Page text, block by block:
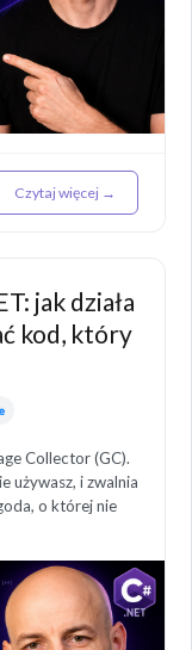
Czytaj więcej →
jak działa
kod, który
Collector (GC).
używasz, i zwalnia
o której nie